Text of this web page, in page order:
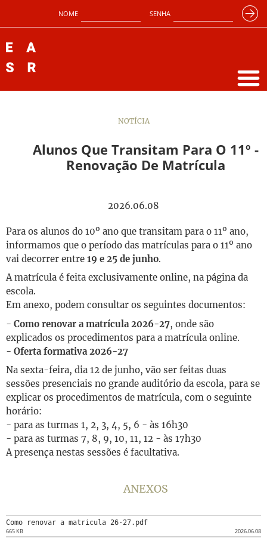
NOME SENHA
NOTÍCIA
Alunos Que Transitam Para O 11º -
Renovação De Matrícula
2026.06.08
Para os alunos do 10º ano que transitam para o 11º ano,
informamos que o período das matrículas para o 11º ano
vai decorrer entre 19 e 25 de junho.
A matrícula é feita exclusivamente online, na página da
escola.
Em anexo, podem consultar os seguintes documentos:
- Como renovar a matrícula 2026-27, onde são
explicados os procedimentos para a matrícula online.
- Oferta formativa 2026-27
Na sexta-feira, dia 12 de junho, vão ser feitas duas
sessões presenciais no grande auditório da escola, para se
explicar os procedimentos de matrícula, com o seguinte
horário:
- para as turmas 1, 2, 3, 4, 5, 6 - às 16h30
- para as turmas 7, 8, 9, 10, 11, 12 - às 17h30
A presença nestas sessões é facultativa.
ANEXOS
Como renovar a matricula 26-27.pdf
665 KB 2026.06.08